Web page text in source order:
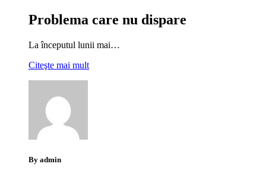
Problema care nu dispare
La începutul lunii mai…
Citeşte mai mult
By admin